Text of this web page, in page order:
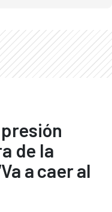
de la
a caer al